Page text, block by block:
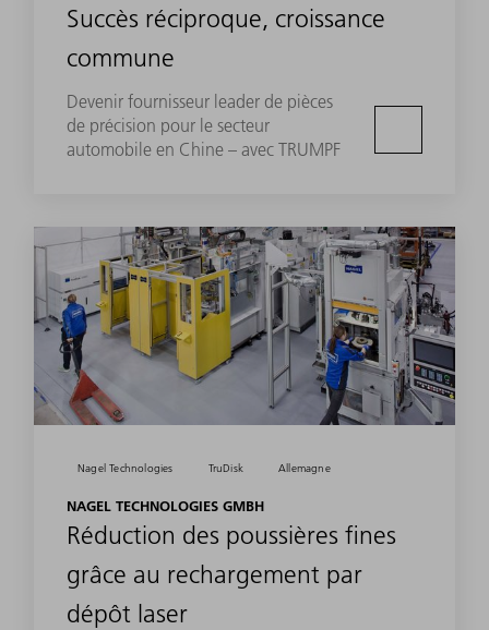
Succès réciproque, croissance
commune
Devenir fournisseur leader de pièces
de précision pour le secteur
automobile en Chine – avec TRUMPF
Nagel Technologies TruDisk Allemagne
NAGEL TECHNOLOGIES GMBH
Réduction des poussières fines
grâce au rechargement par
dépôt laser